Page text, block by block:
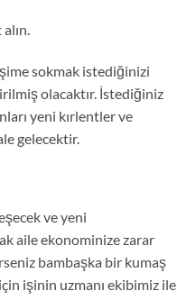
sokmak istediğinizi
olacaktır. İstediğiniz
yeni kırlentler ve
gelecektir.
ve yeni
aile ekonominize zarar
bambaşka bir kumaş
işinin uzmanı ekibimiz ile